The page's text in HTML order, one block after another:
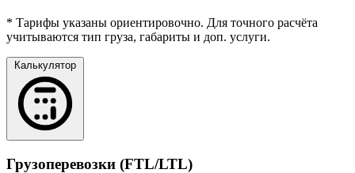
* Тарифы указаны ориентировочно. Для точного расчёта
учитываются тип груза, габариты и доп. услуги.
Калькулятор
Грузоперевозки (FTL/LTL)